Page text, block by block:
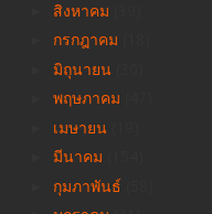
สิงหาคม
กรกฎาคม
มิถุนายน
พฤษภาคม
เมษายน
มีนาคม
กุมภาพันธ์